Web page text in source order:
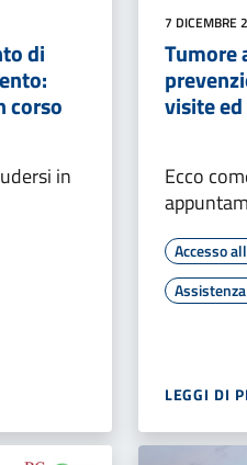
di
corso
in
7 DICEMBRE
Tumore
visite
Ecco
Accesso
LEGGI DI